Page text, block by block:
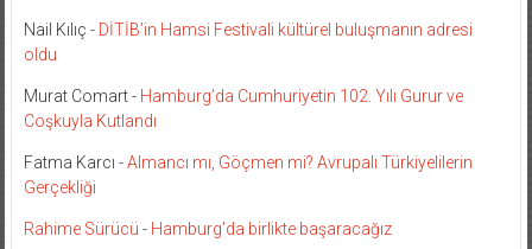
Nail Kılıç - DİTİB’in Hamsi Festivali kültürel buluşmanın adresi
oldu
Murat Comart- Hamburg’da Cumhuriyetin 102. Yılı Gurur ve
Coşkuyla Kutlandı
Fatma Karcı -Almancı mı, Göçmen mi? Avrupalı Türkiyelilerin
Gerçekliği
Rahime Sürücü - Hamburg’da birlikte başaracağız